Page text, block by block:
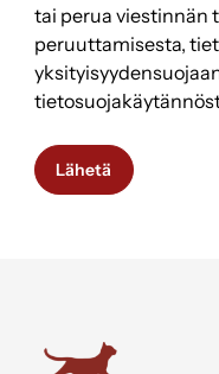
tai perua viestinnän
peruuttamisesta,
Trainers' House